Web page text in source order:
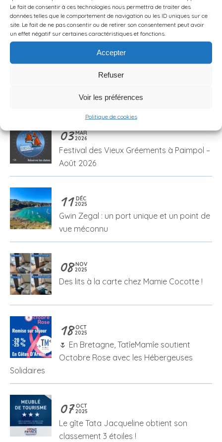
Le fait de consentir à ces technologies nous permettra de traiter des
données telles que le comportement de navigation ou les ID uniques sur ce
site. Le fait de ne pas consentir ou de retirer son consentement peut avoir
un effet négatif sur certaines caractéristiques et fonctions.
Accepter
Refuser
Voir les préférences
Politique de cookies
de l’abbaye de Beauport
au moulin de Craca
soutient Octobre Rose
avec les Hébergeuses
Solidaires
03 MAR
2026
Festival des Vieux Gréements à Paimpol –
Août 2026
11 DÉC
2025
Gwin Zegal : un port unique et un point de
vue méconnu
08 NOV
2025
Des lits à la carte chez Mamie Cocotte !
18 OCT
2025
🌷 En Bretagne, TatîeMamîe soutient
Octobre Rose avec les Hébergeuses
Solidaires
07 OCT
2025
Le gîte Tata Jacqueline obtient son
classement 3 étoiles !